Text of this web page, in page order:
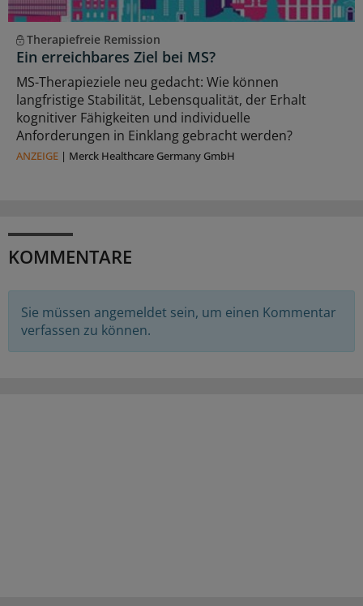
Therapiefreie Remission
Ein erreichbares Ziel bei MS?
MS-Therapieziele neu gedacht: Wie können
langfristige Stabilität, Lebensqualität, der Erhalt
kognitiver Fähigkeiten und individuelle
Anforderungen in Einklang gebracht werden?
ANZEIGE | Merck Healthcare Germany GmbH
KOMMENTARE
Sie müssen angemeldet sein, um einen Kommentar
verfassen zu können.